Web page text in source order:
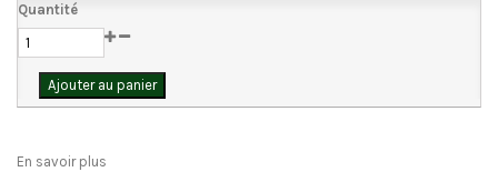
Quantité
Ajouter au panier
En savoir plus